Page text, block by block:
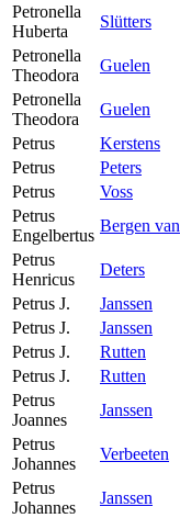
Petronella
Huberta
Slütters
Petronella
Theodora
Guelen
Petronella
Theodora
Guelen
Petrus
Kerstens
Petrus
Peters
Petrus
Voss
Petrus
Engelbertus
Bergen van
Petrus
Henricus
Deters
Petrus J.
Janssen
Petrus J.
Janssen
Petrus J.
Rutten
Petrus J.
Rutten
Petrus
Joannes
Janssen
Petrus
Johannes
Verbeeten
Petrus
Johannes
Janssen